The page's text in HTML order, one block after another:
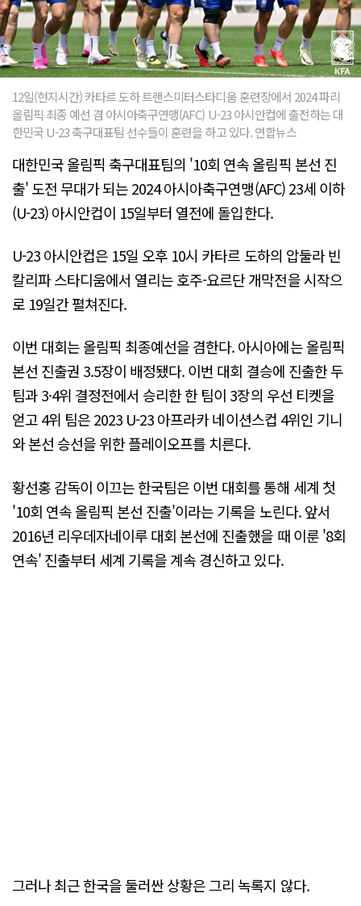
12일(현지시간) 카타르 도하 트랜스미터스타디움 훈련장에서 2024 파리
올림픽 최종 예선 겸 아시아축구연맹(AFC) U-23 아시안컵에 출전하는 대
한민국 U-23 축구대표팀 선수들이 훈련을 하고 있다. 연합뉴스
대한민국 올림픽 축구대표팀의 '10회 연속 올림픽 본선 진
출' 도전 무대가 되는 2024 아시아축구연맹(AFC) 23세 이하
(U-23) 아시안컵이 15일부터 열전에 돌입한다.
U-23 아시안컵은 15일 오후 10시 카타르 도하의 압둘라 빈
칼리파 스타디움에서 열리는 호주-요르단 개막전을 시작으
로 19일간 펼쳐진다.
이번 대회는 올림픽 최종예선을 겸한다. 아시아에는 올림픽
본선 진출권 3.5장이 배정됐다. 이번 대회 결승에 진출한 두
팀과 3·4위 결정전에서 승리한 한 팀이 3장의 우선 티켓을
얻고 4위 팀은 2023 U-23 아프라카 네이션스컵 4위인 기니
와 본선 승선을 위한 플레이오프를 치른다.
황선홍 감독이 이끄는 한국팀은 이번 대회를 통해 세계 첫
'10회 연속 올림픽 본선 진출'이라는 기록을 노린다. 앞서
2016년 리우데자네이루 대회 본선에 진출했을 때 이룬 '8회
연속' 진출부터 세계 기록을 계속 경신하고 있다.
그러나 최근 한국을 둘러싼 상황은 그리 녹록지 않다.